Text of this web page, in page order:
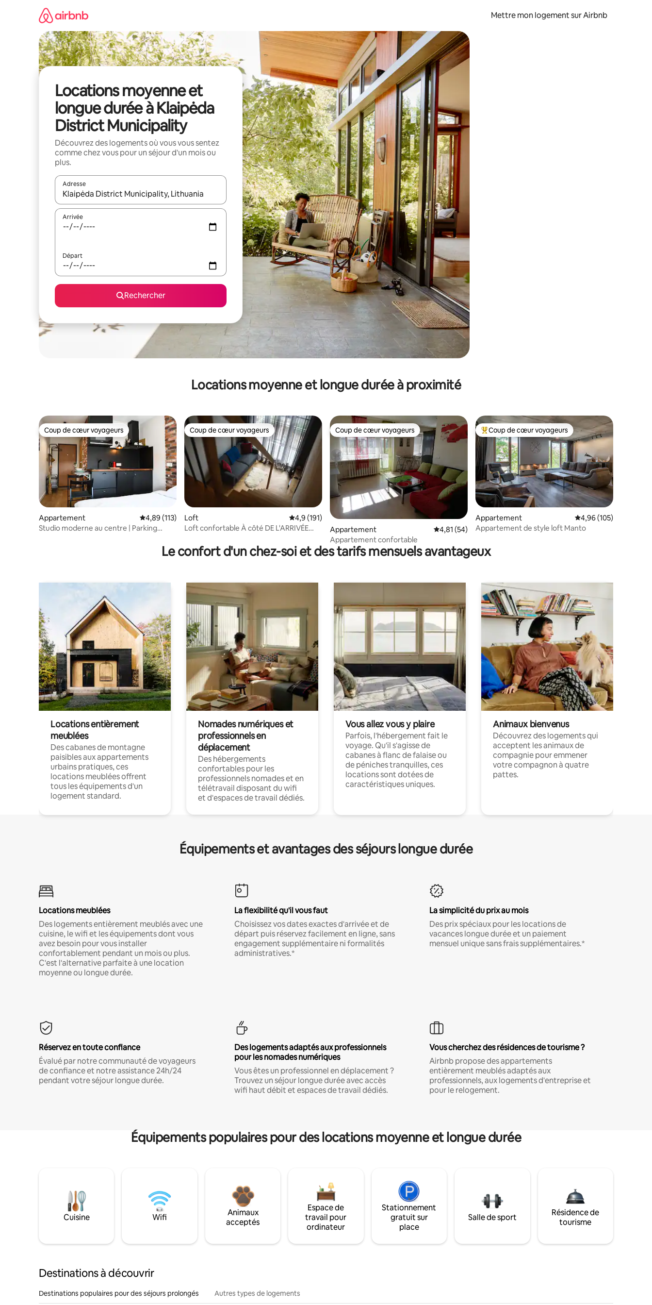
Mettre mon logement sur Airbnb
Locations moyenne et
longue durée à Klaipėda
District Municipality
Découvrez des logements où vous vous sentez
comme chez vous pour un séjour d'un mois ou
plus.
Adresse
Lorsque les résultats s'affichent, utilisez les flèches vers le haut et vers le bas pour les parcourir ou en appuyant et en faisant glisser.
Arrivée
Départ
Rechercher
Locations moyenne et longue durée à proximité
Coup de cœur voyageurs
Coup de cœur voyageurs
Appartement Évaluation moyenne sur la base de 113 commentaires : 4,89 sur 5
4,89 (113)
Studio moderne au centre | Parking
Coup de cœur voyageurs
Coup de cœur voyageurs
Loft Évaluation moyenne sur la base de 191 commentaires : 4,9 sur 5
4,9 (191)
Loft confortable À côté DE L'ARRIVÉE
Coup de cœur voyageurs
Coup de cœur voyageurs
Appartement Évaluation moyenne sur la base de 54 commentaires : 4,81 sur 5
4,81 (54)
Appartement confortable
Coups de cœur voyageurs les plus appréciés
Coup de cœur voyageurs
Appartement Évaluation moyenne
4,96 (105)
Appartement de style loft Manto
Le confort d'un chez-soi et des tarifs mensuels avantageux
Locations entièrement
meublées
Des cabanes de montagne
paisibles aux appartements
urbains pratiques, ces
locations meublées offrent
tous les équipements d'un
logement standard.
Nomades numériques et
professionnels en
déplacement
Des hébergements
confortables pour les
professionnels nomades et en
télétravail disposant du wifi
et d'espaces de travail dédiés.
Vous allez vous y plaire
Parfois, l'hébergement fait le
voyage. Qu'il s'agisse de
cabanes à flanc de falaise ou
de péniches tranquilles, ces
locations sont dotées de
caractéristiques uniques.
Animaux bienvenus
Découvrez des logements qui
acceptent les animaux de
compagnie pour emmener
votre compagnon à quatre
pattes.
Équipements et avantages des séjours longue durée
Locations meublées
Des logements entièrement meublés avec une
cuisine, le wifi et les équipements dont vous
avez besoin pour vous installer
confortablement pendant un mois ou plus.
C'est l'alternative parfaite à une location
moyenne ou longue durée.
La flexibilité qu'il vous faut
Choisissez vos dates exactes d'arrivée et de
départ puis réservez facilement en ligne, sans
engagement supplémentaire ni formalités
administratives.*
La simplicité du prix au mois
Des prix spéciaux pour les locations de
vacances longue durée et un paiement
mensuel unique sans frais supplémentaires.*
Réservez en toute confiance
Évalué par notre communauté de voyageurs
de confiance et notre assistance 24h/24
pendant votre séjour longue durée.
Des logements adaptés aux professionnels
pour les nomades numériques
Vous êtes un professionnel en déplacement ?
Trouvez un séjour longue durée avec accès
wifi haut débit et espaces de travail dédiés.
Vous cherchez des résidences de tourisme ?
Airbnb propose des appartements
entièrement meublés adaptés aux
professionnels, aux logements d'entreprise et
pour le relogement.
Équipements populaires pour des locations moyenne et longue durée
Cuisine Wifi
Animaux
acceptés
Espace de
travail pour
ordinateur
Stationnement
gratuit sur
place
Salle de sport
Résidence de
tourisme
Destinations à découvrir
Destinations populaires pour des séjours prolongés Autres types de logements